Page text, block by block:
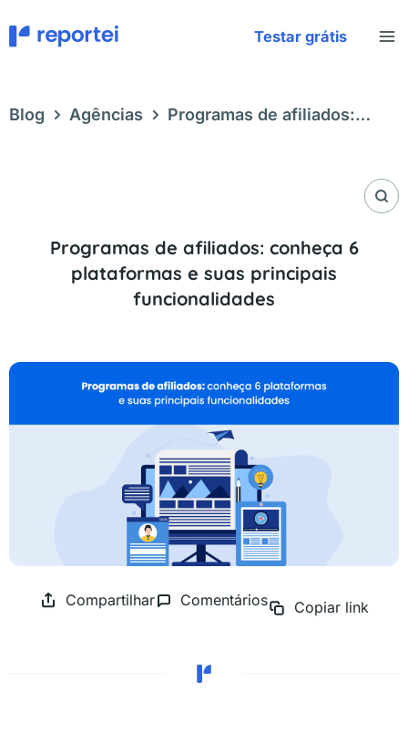
para
Testar grátis
Blog Agências
Programas de afiliados:
Programas de afiliados: conheça 6
plataformas e suas principais
funcionalidades
Compartilhar Comentários Copiar link